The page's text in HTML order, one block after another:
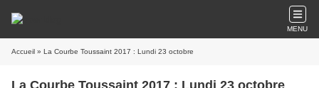
MENU
Accueil » La Courbe Toussaint 2017 : Lundi 23 octobre
La Courbe Toussaint 2017 : Lundi 23 octobre